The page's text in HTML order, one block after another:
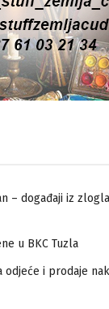
– događaji iz
u BKC Tuzla
i prodaje